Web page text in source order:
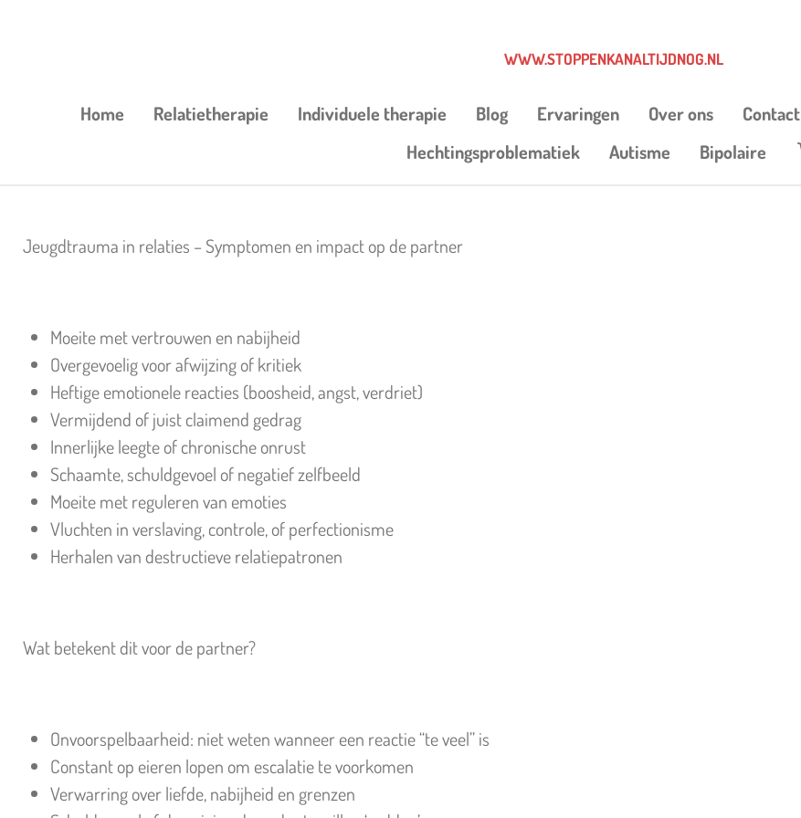
WWW.STOPPENKANALTIJDNOG.NL
Home Relatietherapie Individuele therapie Blog Ervaringen Over ons Contact
Hechtingsproblematiek
Autisme Bipolaire
Jeugdtrauma in relaties – Symptomen en impact op de partner
Moeite met vertrouwen en nabijheid
Overgevoelig voor afwijzing of kritiek
Heftige emotionele reacties (boosheid, angst, verdriet)
Vermijdend of juist claimend gedrag
Innerlijke leegte of chronische onrust
Schaamte, schuldgevoel of negatief zelfbeeld
Moeite met reguleren van emoties
Vluchten in verslaving, controle, of perfectionisme
Herhalen van destructieve relatiepatronen
Wat betekent dit voor de partner?
Onvoorspelbaarheid: niet weten wanneer een reactie “te veel” is
Constant op eieren lopen om escalatie te voorkomen
Verwarring over liefde, nabijheid en grenzen